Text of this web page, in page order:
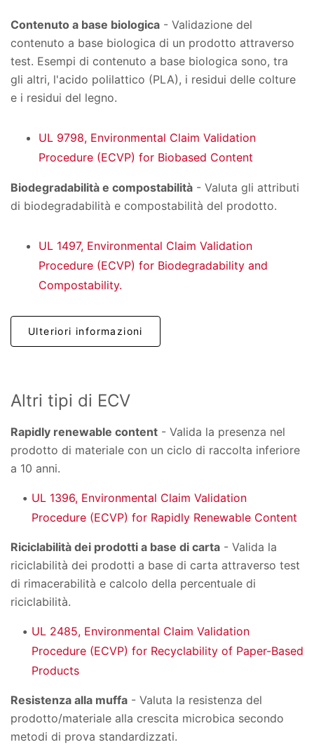
Contenuto a base biologica - Validazione del
contenuto a base biologica di un prodotto attraverso
test. Esempi di contenuto a base biologica sono, tra
gli altri, l'acido polilattico (PLA), i residui delle colture
e i residui del legno.
UL 9798, Environmental Claim Validation
Procedure (ECVP) for Biobased Content
Biodegradabilità e compostabilità - Valuta gli attributi
di biodegradabilità e compostabilità del prodotto.
UL 1497, Environmental Claim Validation
Procedure (ECVP) for Biodegradability and
Compostability.
Ulteriori informazioni
Altri tipi di ECV
Rapidly renewable content - Valida la presenza nel
prodotto di materiale con un ciclo di raccolta inferiore
a 10 anni.
UL 1396, Environmental Claim Validation
Procedure (ECVP) for Rapidly Renewable Content
Riciclabilità dei prodotti a base di carta - Valida la
riciclabilità dei prodotti a base di carta attraverso test
di rimacerabilità e calcolo della percentuale di
riciclabilità.
UL 2485, Environmental Claim Validation
Procedure (ECVP) for Recyclability of Paper-Based
Products
Resistenza alla muffa - Valuta la resistenza del
prodotto/materiale alla crescita microbica secondo
metodi di prova standardizzati.